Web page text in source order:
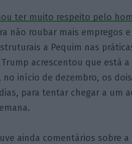
ter muito respeito pelo
não roubar mais empregos
a Pequim nas
acrescentou que está
início de dezembro, os
para tentar chegar a um
ainda comentários sobre a